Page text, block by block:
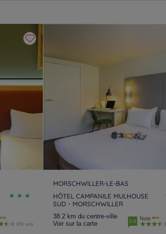
950 avis
MORSCHWILLER-LE-BAS
HÔTEL CAMPANILE MULHOUSE
SUD - MORSCHWILLER
38.2 km du centre-ville
Voir sur la carte
3.6 Note